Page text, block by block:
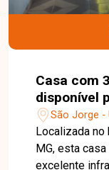
Casa com
disponível
Jorge em
São Jorge -
Localizada no
MG, esta
excelente